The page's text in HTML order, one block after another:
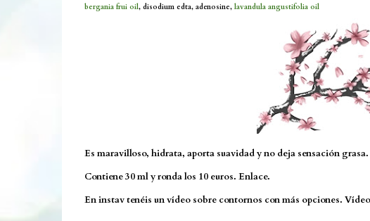
bergania frui oil, disodium edta, adenosine, lavandula angustifolia oil
Es maravilloso, hidrata, aporta suavidad y no deja sensación
Contiene 30 ml y ronda los 10 euros. Enlace.
En instav tenéis un vídeo sobre contornos con más opciones.